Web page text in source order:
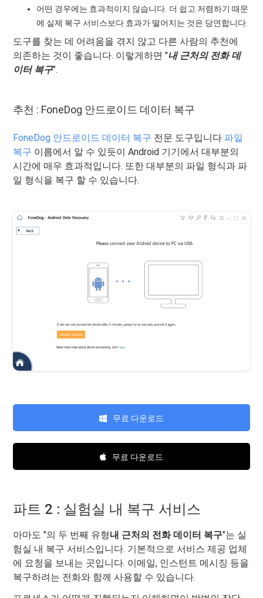
어떤 경우에는 효과적이지 않습니다 더 쉽고 저렴하기 때문
에 실제 복구 서비스보다 효과가 떨어지는 것은 당연합니다.
도구를 찾는 데 어려움을 겪지 않고 다른 사람의 추천에
의존하는 것이 좋습니다. 이렇게하면 "내 근처의 전화 데
이터 복구".
추천 : FoneDog 안드로이드 데이터 복구
FoneDog 안드로이드 데이터 복구 전문 도구입니다 파일
복구 이름에서 알 수 있듯이 Android 기기에서 대부분의
시간에 매우 효과적입니다. 또한 대부분의 파일 형식과 파
일 형식을 복구 할 수 있습니다.
무료 다운로드
무료 다운로드
파트 2 : 실험실 내 복구 서비스
아마도 "의 두 번째 유형내 근처의 전화 데이터 복구"는 실
험실 내 복구 서비스입니다. 기본적으로 서비스 제공 업체
에 요청을 보내는 곳입니다. 이메일, 인스턴트 메시징 등을
복구하려는 전화와 함께 사용할 수 있습니다.